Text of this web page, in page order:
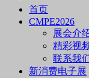
首页
CMPE2026
展会介
精彩视
联系我
新消费电子展